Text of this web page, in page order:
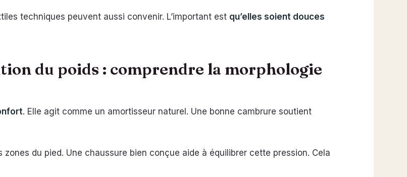
techniques peuvent aussi convenir. L’important est qu’elles soient douces
du poids : comprendre la morphologie
. Elle agit comme un amortisseur naturel. Une bonne cambrure soutient
du pied. Une chaussure bien conçue aide à équilibrer cette pression. Cela